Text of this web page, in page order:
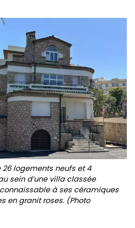
logements neufs et 4
sein d’une villa classée
à ses céramiques
en granit roses. (Photo